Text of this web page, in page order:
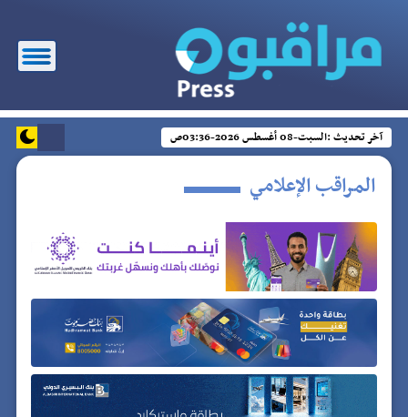
آخر تحديث :السبت-08 أغسطس 2026-03:36ص
المراقب الإعلامي